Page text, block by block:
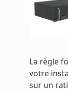
La règle
votre
sur un